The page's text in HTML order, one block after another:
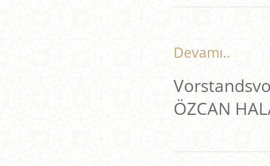
Devamı..
ÖZCAN